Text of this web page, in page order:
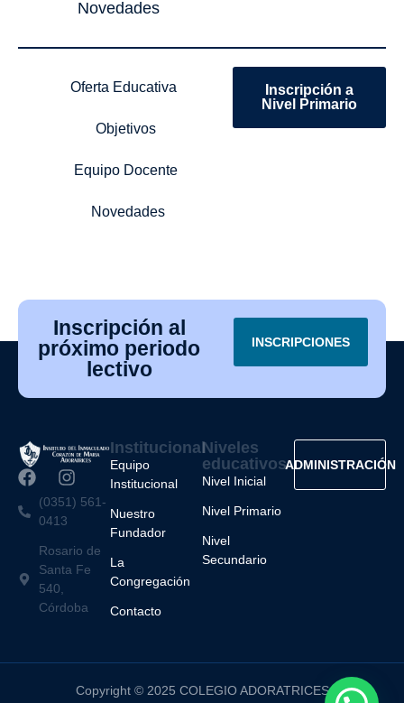
Novedades
Oferta Educativa
Objetivos
Equipo Docente
Novedades
Inscripción a
Nivel Primario
Inscripción al
próximo periodo
lectivo
INSCRIPCIONES
(0351) 561-
0413
Rosario de
Santa Fe
540,
Córdoba
Institucional
Equipo
Institucional
Nuestro
Fundador
La
Congregación
Contacto
Niveles
educativos
Nivel Inicial
Nivel Primario
Nivel
Secundario
ADMINISTRACIÓN
Copyright © 2025 COLEGIO ADORATRICES